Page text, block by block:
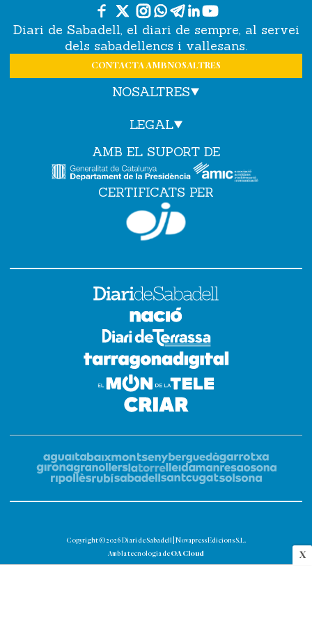
X
Diari de Sabadell, el diari de sempre, al servei
dels sabadellencs i vallesans.
CONTACTA AMB NOSALTRES
NOSALTRES
LEGAL
AMB EL SUPORT DE
CERTIFICATS PER
Copyright © 2026 Diari de Sabadell | Novapress Edicions S.L.
Amb la tecnologia de OA Cloud